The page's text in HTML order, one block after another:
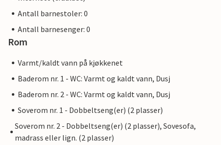
Antall barnestoler: 0
Antall barnesenger: 0
Rom
Varmt/kaldt vann på kjøkkenet
Baderom nr. 1 - WC: Varmt og kaldt vann, Dusj
Baderom nr. 2 - WC: Varmt og kaldt vann, Dusj
Soverom nr. 1 - Dobbeltseng(er) (2 plasser)
Soverom nr. 2 - Dobbeltseng(er) (2 plasser), Sovesofa,
madrass eller lign. (2 plasser)